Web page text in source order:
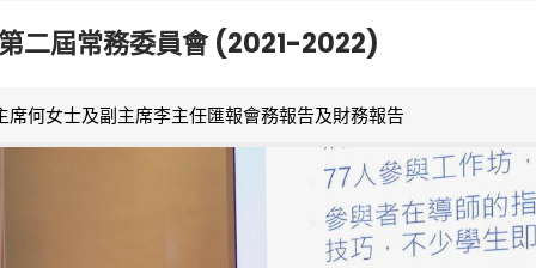
二屆常務委員會 (2021-2022)
席何女士及副主席李主任匯報會務報告及財務報告